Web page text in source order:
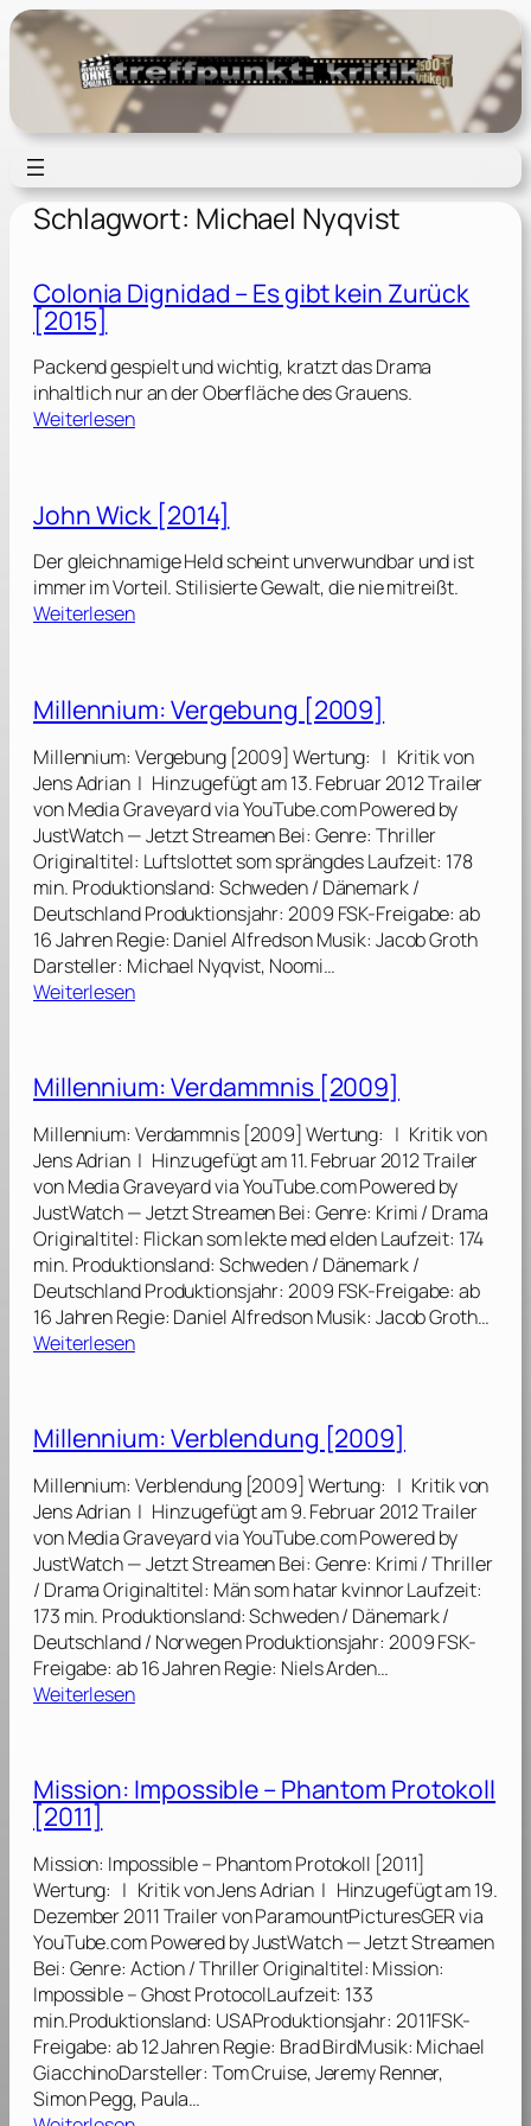
Zum
Inhalt
springen
Schlagwort: Michael Nyqvist
Colonia Dignidad – Es gibt kein Zurück
[2015]
Packend gespielt und wichtig, kratzt das Drama
inhaltlich nur an der Oberfläche des Grauens.
Weiterlesen:
o
i
a
D
n
i
d
a
d
–
E
s
g
i
b
t
n
Z
u
r
ü
k
[
2
0
1
John Wick [2014]
Der gleichnamige Held scheint unverwundbar und ist
immer im Vorteil. Stilisierte Gewalt, die nie mitreißt.
Weiterlesen:
n
W
c
k
2
0
1
4
]
Millennium: Vergebung [2009]
Millennium: Vergebung [2009] Wertung: | Kritik von
Jens Adrian | Hinzugefügt am 13. Februar 2012 Trailer
von Media Graveyard via YouTube.com Powered by
JustWatch — Jetzt Streamen Bei: Genre: Thriller
Originaltitel: Luftslottet som sprängdes Laufzeit: 178
min. Produktionsland: Schweden / Dänemark /
Deutschland Produktionsjahr: 2009 FSK-Freigabe: ab
16 Jahren Regie: Daniel Alfredson Musik: Jacob Groth
Darsteller: Michael Nyqvist, Noomi…
Weiterlesen:
l
e
n
n
i
m
:
V
e
r
b
u
n
g
[
2
0
0
9
]
Millennium: Verdammnis [2009]
Millennium: Verdammnis [2009] Wertung: | Kritik von
Jens Adrian | Hinzugefügt am 11. Februar 2012 Trailer
von Media Graveyard via YouTube.com Powered by
JustWatch — Jetzt Streamen Bei: Genre: Krimi / Drama
Originaltitel: Flickan som lekte med elden Laufzeit: 174
min. Produktionsland: Schweden / Dänemark /
Deutschland Produktionsjahr: 2009 FSK-Freigabe: ab
16 Jahren Regie: Daniel Alfredson Musik: Jacob Groth…
Weiterlesen:
l
e
n
n
i
u
m
:
V
e
r
m
m
i
s
[
2
0
0
9
]
Millennium: Verblendung [2009]
Millennium: Verblendung [2009] Wertung: | Kritik von
Jens Adrian | Hinzugefügt am 9. Februar 2012 Trailer
von Media Graveyard via YouTube.com Powered by
JustWatch — Jetzt Streamen Bei: Genre: Krimi / Thriller
/ Drama Originaltitel: Män som hatar kvinnor Laufzeit:
173 min. Produktionsland: Schweden / Dänemark /
Deutschland / Norwegen Produktionsjahr: 2009 FSK-
Freigabe: ab 16 Jahren Regie: Niels Arden…
Weiterlesen:
l
n
u
m
:
V
e
r
b
l
Mission: Impossible – Phantom Protokoll
[2011]
Mission: Impossible – Phantom Protokoll [2011]
Wertung: | Kritik von Jens Adrian | Hinzugefügt am 19.
Dezember 2011 Trailer von ParamountPicturesGER via
YouTube.com Powered by JustWatch — Jetzt Streamen
Bei: Genre: Action / Thriller Originaltitel: Mission:
Impossible – Ghost ProtocolLaufzeit: 133
min.Produktionsland: USAProduktionsjahr: 2011FSK-
Freigabe: ab 12 Jahren Regie: Brad BirdMusik: Michael
GiacchinoDarsteller: Tom Cruise, Jeremy Renner,
Simon Pegg, Paula…